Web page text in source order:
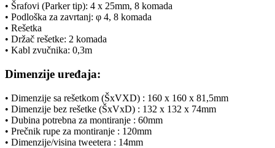
• Šrafovi (Parker tip): 4 x 25mm, 8 komada
• Podloška za zavrtanj: φ 4, 8 komada
• Rešetka
• Držač rešetke: 2 komada
• Kabl zvučnika: 0,3m
Dimenzije uređaja:
• Dimenzije sa rešetkom (ŠxVXD) : 160 x 160 x 81,5mm
• Dimenzije bez rešetke (ŠxVxD) : 132 x 132 x 74mm
• Dubina potrebna za montiranje : 60mm
• Prečnik rupe za montiranje : 120mm
• Dimenzije/visina tweetera : 14mm